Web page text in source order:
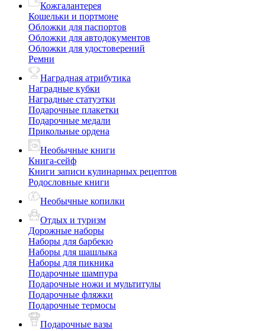
Кожгалантерея
Кошельки и портмоне
Обложки для паспортов
Обложки для автодокументов
Обложки для удостоверений
Ремни
Наградная атрибутика
Наградные кубки
Наградные статуэтки
Подарочные плакетки
Подарочные медали
Прикольные ордена
Необычные книги
Книга-сейф
Книги записи кулинарных рецептов
Родословные книги
Необычные копилки
Отдых и туризм
Дорожные наборы
Наборы для барбекю
Наборы для шашлыка
Наборы для пикника
Подарочные шампура
Подарочные ножи и мультитулы
Подарочные фляжки
Подарочные термосы
Подарочные вазы